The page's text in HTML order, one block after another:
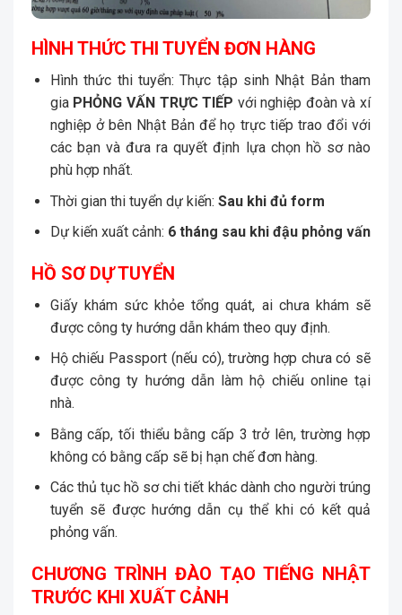
HÌNH THỨC THI TUYỂN ĐƠN HÀNG
Hình thức thi tuyển: Thực tập sinh Nhật Bản tham
gia PHỎNG VẤN TRỰC TIẾP với nghiệp đoàn và xí
nghiệp ở bên Nhật Bản để họ trực tiếp trao đổi với
các bạn và đưa ra quyết định lựa chọn hồ sơ nào
phù hợp nhất.
Thời gian thi tuyển dự kiến: Sau khi đủ form
Dự kiến xuất cảnh: 6 tháng sau khi đậu phỏng vấn
HỒ SƠ DỰ TUYỂN
Giấy khám sức khỏe tổng quát, ai chưa khám sẽ
được công ty hướng dẫn khám theo quy định.
Hộ chiếu Passport (nếu có), trường hợp chưa có sẽ
được công ty hướng dẫn làm hộ chiếu online tại
nhà.
Bằng cấp, tối thiểu bằng cấp 3 trở lên, trường hợp
không có bằng cấp sẽ bị hạn chế đơn hàng.
Các thủ tục hồ sơ chi tiết khác dành cho người trúng
tuyển sẽ được hướng dẫn cụ thể khi có kết quả
phỏng vấn.
CHƯƠNG TRÌNH ĐÀO TẠO TIẾNG NHẬT
TRƯỚC KHI XUẤT CẢNH